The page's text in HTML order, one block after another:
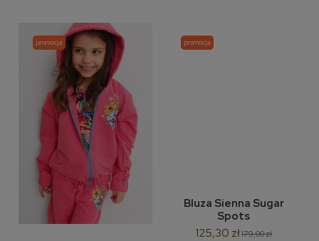
promocja
Bluza Sienna Sugar
Spots
125,30 zł179,00 zł
promocja